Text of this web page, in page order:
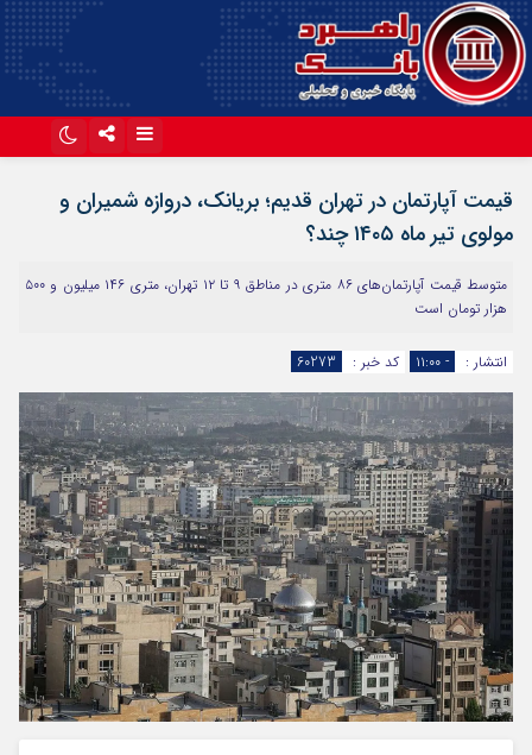
آپارات
قیمت آپارتمان در تهران قدیم؛ بریانک، دروازه شمیران و
مولوی تیر ماه ۱۴۰۵ چند؟
متوسط قیمت آپارتمان‌های ۸۶ متری در مناطق ۹ تا ۱۲ تهران، متری ۱۴۶ میلیون و ۵۰۰
هزار تومان است
انتشار : - ۱۱:۰۰ کد خبر : 60273